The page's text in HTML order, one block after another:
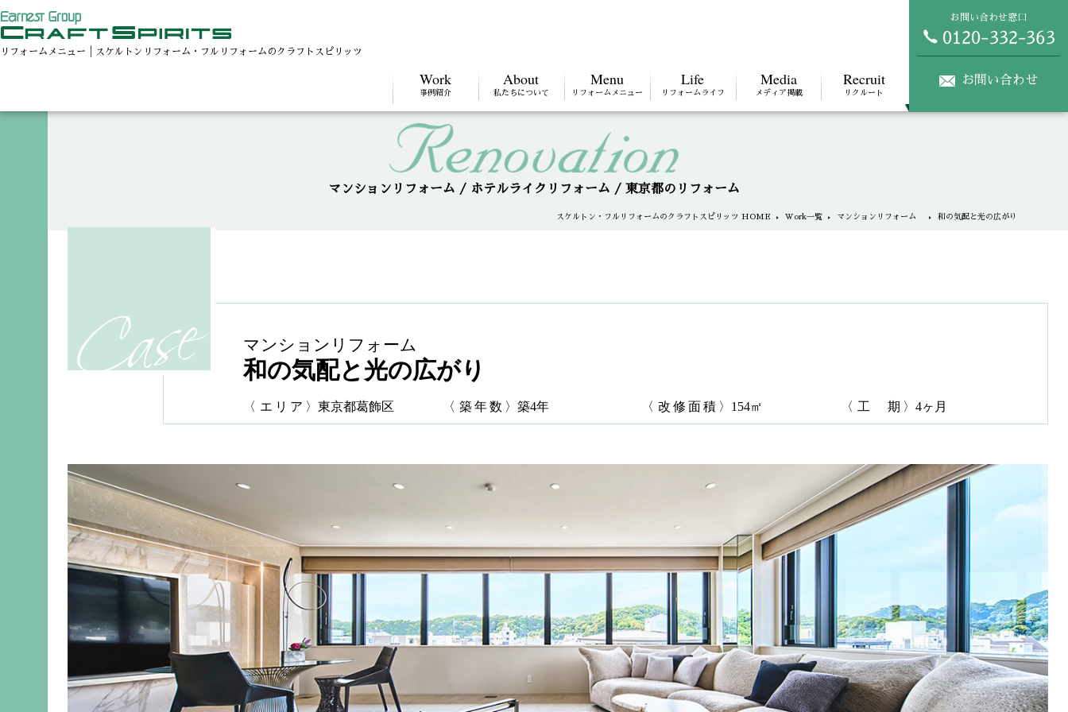
お問い合わせ窓口
お問い合わせ
リフォームメニュー│スケルトンリフォーム・フルリフォームのクラフトスピリッツ
Work
事例紹介
About
私たちについて
Menu
リフォームメニュー
Life
リフォームライフ
Media
メディア掲載
Recruit
リクルート
マンションリフォーム / ホテルライクリフォーム / 東京都のリフォーム
スケルトン・フルリフォームのクラフトスピリッツ HOME Work一覧 マンションリフォーム 和の気配と光の広がり
マンションリフォーム
和の気配と光の広がり
〈 エリア 〉東京都葛飾区 〈 築年数 〉築4年 〈 改修面積 〉154㎡ 〈 工 期 〉4ヶ月